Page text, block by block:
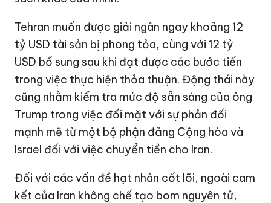
Tehran muốn được giải ngân ngay khoảng12
tỷ USD tài sản bị phong tỏa, cùng với12 tỷ
USD bổ sung sau khi đạt được các bước tiến
trong việc thực hiện thỏa thuận. Động thái này
cũng nhằm kiểm tra mức độ sẵn sàng của ông
Trump trong việc đối mặt với sự phản đối
mạnh mẽ từ một bộ phận đảng Cộng hòa và
Israel đối với việc chuyển tiền cho Iran.
Đối với các vấn đề hạt nhân cốt lõi, ngoài cam
kết của Iran không chế tạo bom nguyên tử,